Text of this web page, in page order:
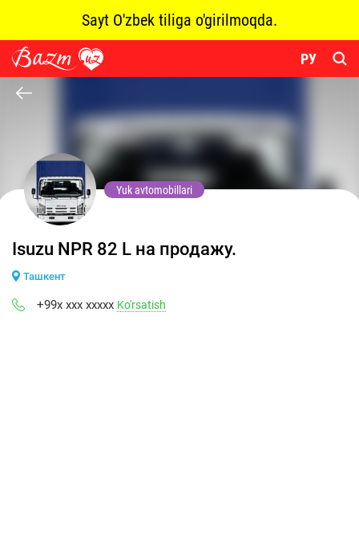
Sayt O'zbek tiliga o'girilmoqda.
РУ
Yuk avtomobillari
Isuzu NPR 82 L на продажу.
Ташкент
+99x xxx xxxxx Ko'rsatish